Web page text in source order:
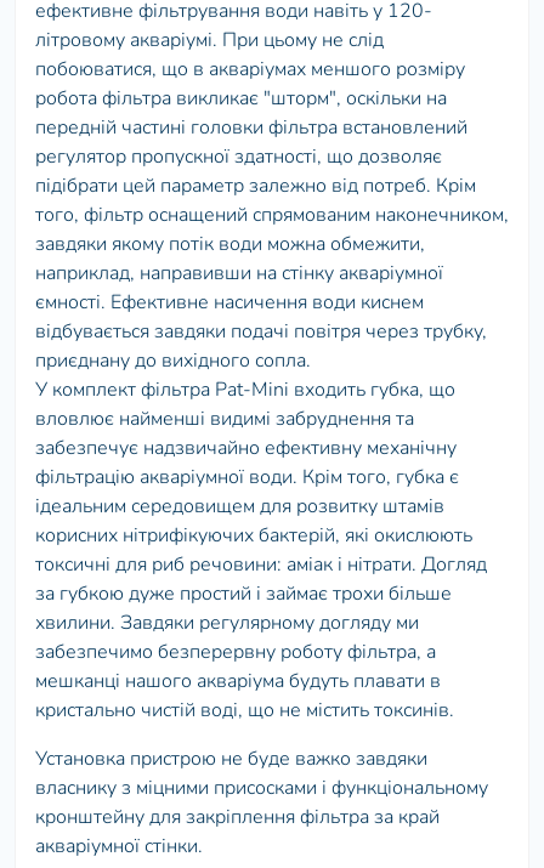
ефективне фільтрування води навіть у 120-
літровому акваріумі. При цьому не слід
побоюватися, що в акваріумах меншого розміру
робота фільтра викликає "шторм", оскільки на
передній частині головки фільтра встановлений
регулятор пропускної здатності, що дозволяє
підібрати цей параметр залежно від потреб. Крім
того, фільтр оснащений спрямованим наконечником,
завдяки якому потік води можна обмежити,
наприклад, направивши на стінку акваріумної
ємності. Ефективне насичення води киснем
відбувається завдяки подачі повітря через трубку,
приєднану до вихідного сопла.
У комплект фільтра Pat-Mini входить губка, що
вловлює найменші видимі забруднення та
забезпечує надзвичайно ефективну механічну
фільтрацію акваріумної води. Крім того, губка є
ідеальним середовищем для розвитку штамів
корисних нітрифікуючих бактерій, які окислюють
токсичні для риб речовини: аміак і нітрати. Догляд
за губкою дуже простий і займає трохи більше
хвилини. Завдяки регулярному догляду ми
забезпечимо безперервну роботу фільтра, а
мешканці нашого акваріума будуть плавати в
кристально чистій воді, що не містить токсинів.
Установка пристрою не буде важко завдяки
власнику з міцними присосками і функціональному
кронштейну для закріплення фільтра за край
акваріумної стінки.